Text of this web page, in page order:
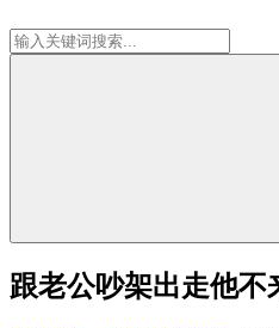
跟老公吵架出走他不